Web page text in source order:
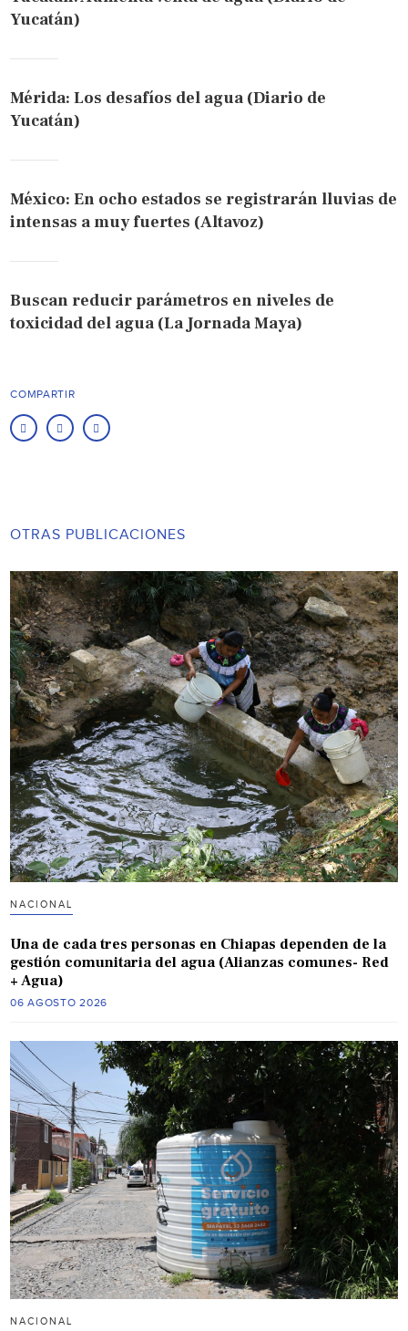
Yucatán)
Mérida: Los desafíos del agua (Diario de
Yucatán)
México: En ocho estados se registrarán lluvias de
intensas a muy fuertes (Altavoz)
Buscan reducir parámetros en niveles de
toxicidad del agua (La Jornada Maya)
COMPARTIR
OTRAS PUBLICACIONES
NACIONAL
Una de cada tres personas en Chiapas dependen de la
gestión comunitaria del agua (Alianzas comunes- Red
+ Agua)
06 AGOSTO 2026
NACIONAL